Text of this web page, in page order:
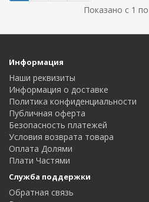
Показано с 1
Информация
Наши реквизиты
Информация о доставке
Политика конфиденциальности
Публичная оферта
Безопасность платежей
Условия возврата товара
Оплата Долями
Плати Частями
Служба поддержки
Обратная связь